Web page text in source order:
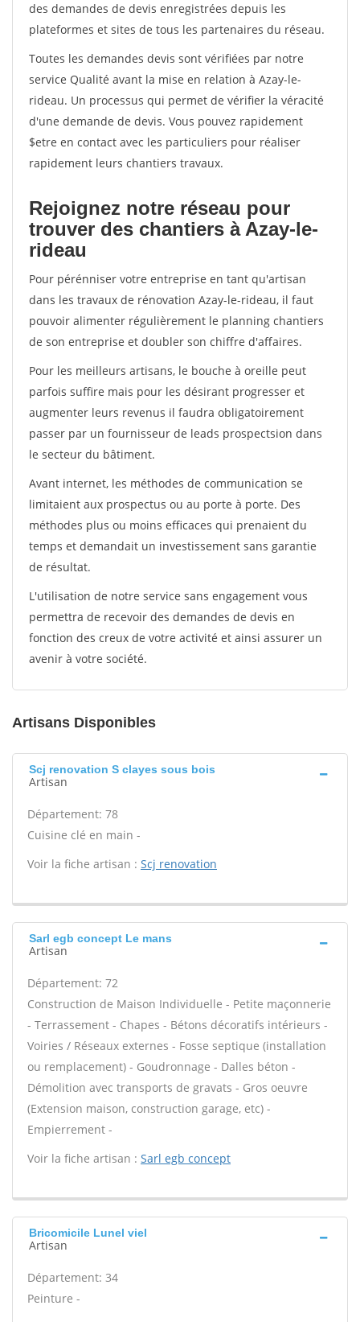
des demandes de devis enregistrées depuis les
plateformes et sites de tous les partenaires du réseau.
Toutes les demandes devis sont vérifiées par notre
service Qualité avant la mise en relation à Azay-le-
rideau. Un processus qui permet de vérifier la véracité
d'une demande de devis. Vous pouvez rapidement
$etre en contact avec les particuliers pour réaliser
rapidement leurs chantiers travaux.
Rejoignez notre réseau pour
trouver des chantiers à Azay-le-
rideau
Pour pérénniser votre entreprise en tant qu'artisan
dans les travaux de rénovation Azay-le-rideau, il faut
pouvoir alimenter régulièrement le planning chantiers
de son entreprise et doubler son chiffre d'affaires.
Pour les meilleurs artisans, le bouche à oreille peut
parfois suffire mais pour les désirant progresser et
augmenter leurs revenus il faudra obligatoirement
passer par un fournisseur de leads prospectsion dans
le secteur du bâtiment.
Avant internet, les méthodes de communication se
limitaient aux prospectus ou au porte à porte. Des
méthodes plus ou moins efficaces qui prenaient du
temps et demandait un investissement sans garantie
de résultat.
L'utilisation de notre service sans engagement vous
permettra de recevoir des demandes de devis en
fonction des creux de votre activité et ainsi assurer un
avenir à votre société.
Artisans Disponibles
Scj renovation S clayes sous bois
Artisan
Département: 78
Cuisine clé en main -
Voir la fiche artisan : Scj renovation
Sarl egb concept Le mans
Artisan
Département: 72
Construction de Maison Individuelle - Petite maçonnerie
- Terrassement - Chapes - Bétons décoratifs intérieurs -
Voiries / Réseaux externes - Fosse septique (installation
ou remplacement) - Goudronnage - Dalles béton -
Démolition avec transports de gravats - Gros oeuvre
(Extension maison, construction garage, etc) -
Empierrement -
Voir la fiche artisan : Sarl egb concept
Bricomicile Lunel viel
Artisan
Département: 34
Peinture -